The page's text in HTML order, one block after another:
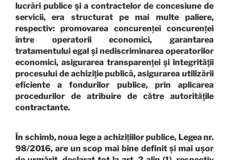
lucrări publice şi a contractelor de concesiune de
servicii, era structurat pe mai multe paliere,
respectiv: promovarea concurenței concurenței
între operatorii economici, garantarea
tratamentului egal şi nediscriminarea operatorilor
economici, asigurarea transparenţei şi integrităţii
procesului de achiziţie publică, asigurarea utilizării
eficiente a fondurilor publice, prin aplicarea
procedurilor de atribuire de către autorităţile
contractante.
În schimb, noua lege a achizițiilor publice, Legea nr.
98/2016, are un scop mai bine definit și mai ușor